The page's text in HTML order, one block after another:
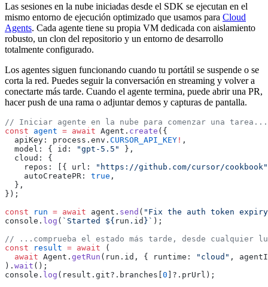
Las sesiones en la nube iniciadas desde el SDK se ejecutan en el
mismo entorno de ejecución optimizado que usamos para Cloud
Agents. Cada agente tiene su propia VM dedicada con aislamiento
robusto, un clon del repositorio y un entorno de desarrollo
totalmente configurado.
Los agentes siguen funcionando cuando tu portátil se suspende o se
corta la red. Puedes seguir la conversación en streaming y volver a
conectarte más tarde. Cuando el agente termina, puede abrir una PR,
hacer push de una rama o adjuntar demos y capturas de pantalla.
// Iniciar agente en la nube para comenzar una
const agent = await Agent. create ({
  apiKey: process.env.
CURSOR_API_KEY ! ,
  model: { id:
"gpt-5.5"
},
  cloud: {
    repos: [{ url:
"https://github.com/cursor/cookbook"
    autoCreatePR:
true ,
  },
});
const run = await agent. send ( "Fix the auth token
console. log ( `Started ${ run . id }` );
// ...comprueba el estado más tarde, desde cualquier
const result = await (
  await
Agent. getRun (run.id, { runtime: "cloud" ,
). wait ();
console. log (result.git?.branches[ 0 ]?.prUrl);